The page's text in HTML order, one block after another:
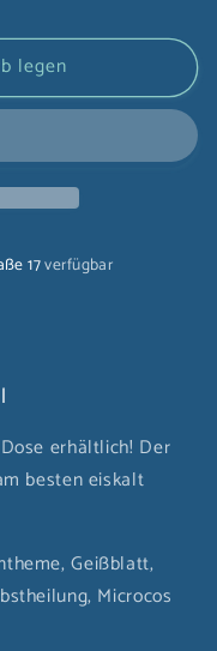
legen
17verfügbar
erhältlich! Der
besten eiskalt
Geißblatt,
Microcos